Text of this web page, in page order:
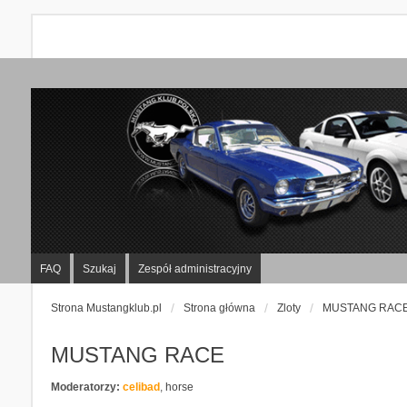
FAQ Szukaj Zespół administracyjny
Strona Mustangklub.pl Strona główna Zloty MUSTANG
MUSTANG RACE
Moderatorzy: celibad , horse